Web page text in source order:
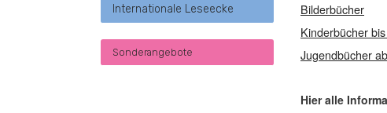
Bilderbücher
Kinderbücher
Jugendbücher
Hier alle
Internationale Leseecke
Sonderangebote